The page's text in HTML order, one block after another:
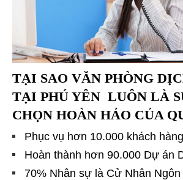
TẠI SAO VĂN PHÒNG
TẠI PHÚ YÊN LUÔN LÀ
CHỌN HOÀN HẢO CỦA
Phục vụ hơn 10.000 khách
Hoàn thành hơn 90.000 Dự án
70% Nhân sự là Cử Nhân